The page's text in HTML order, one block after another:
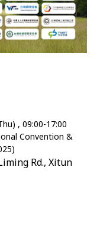
, 09:00-17:00
Convention &
Rd., Xitun